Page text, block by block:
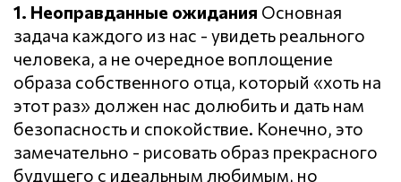
1. Неоправданные ожидания Основная
задача каждого из нас - увидеть реального
человека, а не очередное воплощение
образа собственного отца, который «хоть на
этот раз» должен нас долюбить и дать нам
безопасность и спокойствие. Конечно, это
замечательно - рисовать образ прекрасного
будущего с идеальным любимым, но